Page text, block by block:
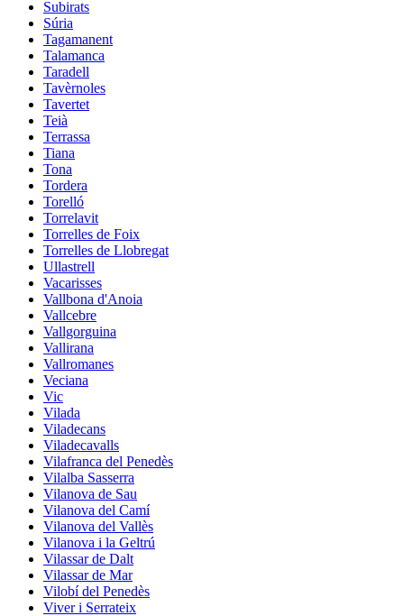
Subirats
Súria
Tagamanent
Talamanca
Taradell
Tavèrnoles
Tavertet
Teià
Terrassa
Tiana
Tona
Tordera
Torelló
Torrelavit
Torrelles de Foix
Torrelles de Llobregat
Ullastrell
Vacarisses
Vallbona d'Anoia
Vallcebre
Vallgorguina
Vallirana
Vallromanes
Veciana
Vic
Vilada
Viladecans
Viladecavalls
Vilafranca del Penedès
Vilalba Sasserra
Vilanova de Sau
Vilanova del Camí
Vilanova del Vallès
Vilanova i la Geltrú
Vilassar de Dalt
Vilassar de Mar
Vilobí del Penedès
Viver i Serrateix